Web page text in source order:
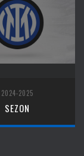
2024-2025
SEZON